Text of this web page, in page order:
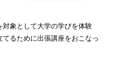
象として大学の学びを体験
るために出張講座をおこなっ